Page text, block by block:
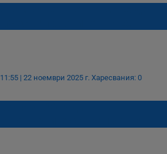
11:55 | 22 ноември 2025 г. Харесвания: 0